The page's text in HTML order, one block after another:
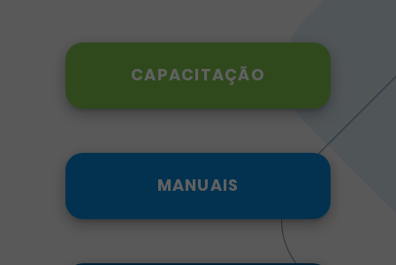
CAPACITAÇÃO
MANUAIS